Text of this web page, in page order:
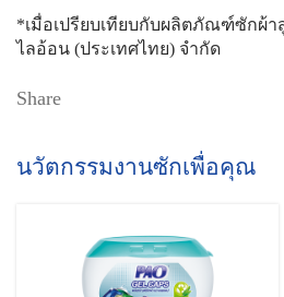
*เมื่อเปรียบเทียบกับผลิตภัณฑ์ซักผ้
ไลอ้อน (ประเทศไทย) จำกัด
Share
นวัตกรรมงานซักเพื่อคุณ